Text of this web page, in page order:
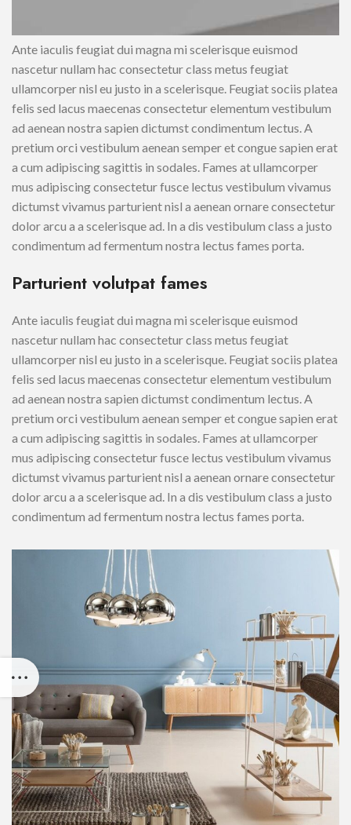
Ante iaculis feugiat dui magna mi scelerisque euismod
nascetur nullam hac consectetur class metus feugiat
ullamcorper nisl eu justo in a scelerisque. Feugiat sociis platea
felis sed lacus maecenas consectetur elementum vestibulum
ad aenean nostra sapien dictumst condimentum lectus. A
pretium orci vestibulum aenean semper et congue sapien erat
a cum adipiscing sagittis in sodales. Fames at ullamcorper
mus adipiscing consectetur fusce lectus vestibulum vivamus
dictumst vivamus parturient nisl a aenean ornare consectetur
dolor arcu a a scelerisque ad. In a dis vestibulum class a justo
condimentum ad fermentum nostra lectus fames porta.
Parturient volutpat fames
Ante iaculis feugiat dui magna mi scelerisque euismod
nascetur nullam hac consectetur class metus feugiat
ullamcorper nisl eu justo in a scelerisque. Feugiat sociis platea
felis sed lacus maecenas consectetur elementum vestibulum
ad aenean nostra sapien dictumst condimentum lectus. A
pretium orci vestibulum aenean semper et congue sapien erat
a cum adipiscing sagittis in sodales. Fames at ullamcorper
mus adipiscing consectetur fusce lectus vestibulum vivamus
dictumst vivamus parturient nisl a aenean ornare consectetur
dolor arcu a a scelerisque ad. In a dis vestibulum class a justo
condimentum ad fermentum nostra lectus fames porta.